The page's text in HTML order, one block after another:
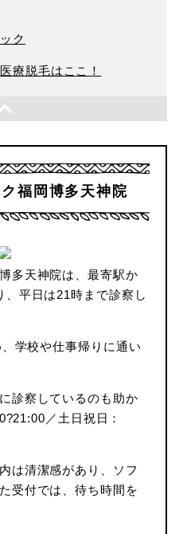
ク
療脱毛はここ！
福岡博多天神院
多天神院は、最寄駅か
、平日は21時まで診察し
学校や仕事帰りに通い
診察しているのも助か
／土日祝日：
は清潔感があり、ソフ
受付では、待ち時間を